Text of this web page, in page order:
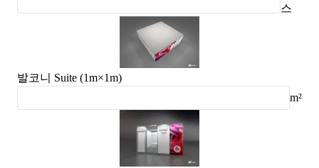
스
발코니 Suite (1m×1m)
m²